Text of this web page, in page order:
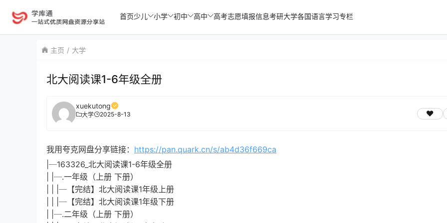
首页少儿 小学 初中 高中 高考志愿填报信息考研大学各国语言学习专栏
主页 大学
北大阅读课1-6年级全册
xuekutong
大学 2025-8-13
我用夸克网盘分享链接： https://pan.quark.cn/s/ab4d36f669ca
|─163326_北大阅读课1-6年级全册
| |─.一年级（上册 下册）
| | |─【完结】北大阅读课1年级上册
| | |─【完结】北大阅读课1年级下册
| |─.二年级（上册 下册）